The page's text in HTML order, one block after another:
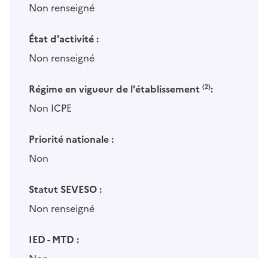
Non renseigné
État d'activité :
Non renseigné
Régime en vigueur de l'établissement (2):
Non ICPE
Priorité nationale :
Non
Statut SEVESO :
Non renseigné
IED - MTD :